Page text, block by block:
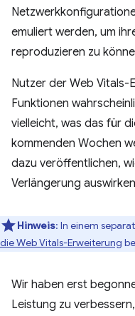
emuliert werden, um
reproduzieren zu
Nutzer der Web Vitals-
Funktionen
vielleicht, was das für
kommenden Wochen
dazu veröffentlichen,
Verlängerung
Hinweis: In einem
die Web Vitals-Erweiterung
Wir haben erst
Leistung zu